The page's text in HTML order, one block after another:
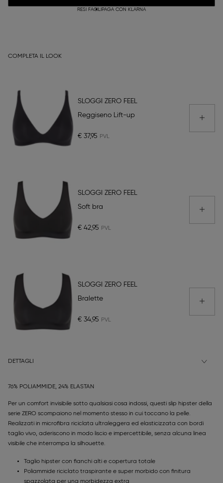
RESI FACILI PAGA CON KLARNA
COMPLETA IL LOOK
SLOGGI ZERO FEEL
Reggiseno Lift-up
€ 37,95
SLOGGI ZERO FEEL
Soft bra
€ 42,95
SLOGGI ZERO FEEL
Bralette
€ 34,95
DETTAGLI
76% POLIAMMIDE, 24% ELASTAN
Per un comfort invisibile sotto qualsiasi cosa indossi, questi slip hipster della
serie ZERO scompaiono nel momento stesso in cui toccano la pelle.
Realizzati in microfibra riciclata ultraleggera ed elasticizzata con bordi
taglio vivo, aderiscono in modo liscio e impercettibile, senza alcuna linea
visibile che interrompa la silhouette.
Taglio hipster con fianchi alti e copertura totale
Poliammide riciclato traspirante e super morbido con finitura
spazzolata per una morbidezza extra